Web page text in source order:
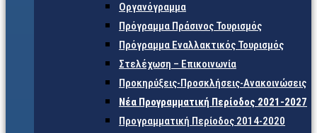
Οργανόγραμμα
Πρόγραμμα Πράσινος Τουρισμός
Πρόγραμμα Εναλλακτικός Τουρισμός
Στελέχωση – Επικοινωνία
Προκηρύξεις-Προσκλήσεις-Ανακοινώσεις
Νέα Προγραμματική Περίοδος 2021-2027
Προγραμματική Περίοδος 2014-2020